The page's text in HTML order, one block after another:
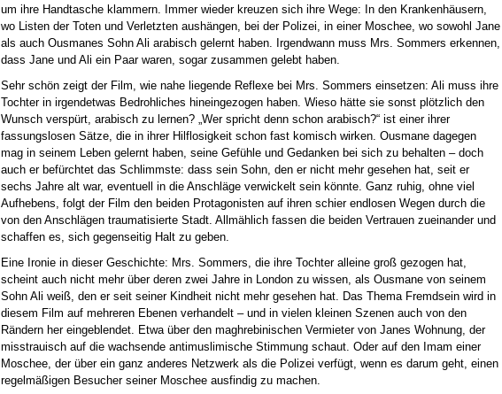
um ihre Handtasche klammern. Immer wieder kreuzen sich ihre Wege: In den Krankenhäusern,
wo Listen der Toten und Verletzten aushängen, bei der Polizei, in einer Moschee, wo sowohl Jane
als auch Ousmanes Sohn Ali arabisch gelernt haben. Irgendwann muss Mrs. Sommers erkennen,
dass Jane und Ali ein Paar waren, sogar zusammen gelebt haben.
Sehr schön zeigt der Film, wie nahe liegende Reflexe bei Mrs. Sommers einsetzen: Ali muss ihre
Tochter in irgendetwas Bedrohliches hineingezogen haben. Wieso hätte sie sonst plötzlich den
Wunsch verspürt, arabisch zu lernen? „Wer spricht denn schon arabisch?“ ist einer ihrer
fassungslosen Sätze, die in ihrer Hilflosigkeit schon fast komisch wirken. Ousmane dagegen
mag in seinem Leben gelernt haben, seine Gefühle und Gedanken bei sich zu behalten – doch
auch er befürchtet das Schlimmste: dass sein Sohn, den er nicht mehr gesehen hat, seit er
sechs Jahre alt war, eventuell in die Anschläge verwickelt sein könnte. Ganz ruhig, ohne viel
Aufhebens, folgt der Film den beiden Protagonisten auf ihren schier endlosen Wegen durch die
von den Anschlägen traumatisierte Stadt. Allmählich fassen die beiden Vertrauen zueinander und
schaffen es, sich gegenseitig Halt zu geben.
Eine Ironie in dieser Geschichte: Mrs. Sommers, die ihre Tochter alleine groß gezogen hat,
scheint auch nicht mehr über deren zwei Jahre in London zu wissen, als Ousmane von seinem
Sohn Ali weiß, den er seit seiner Kindheit nicht mehr gesehen hat. Das Thema Fremdsein wird in
diesem Film auf mehreren Ebenen verhandelt – und in vielen kleinen Szenen auch von den
Rändern her eingeblendet. Etwa über den maghrebinischen Vermieter von Janes Wohnung, der
misstrauisch auf die wachsende antimuslimische Stimmung schaut. Oder auf den Imam einer
Moschee, der über ein ganz anderes Netzwerk als die Polizei verfügt, wenn es darum geht, einen
regelmäßigen Besucher seiner Moschee ausfindig zu machen.